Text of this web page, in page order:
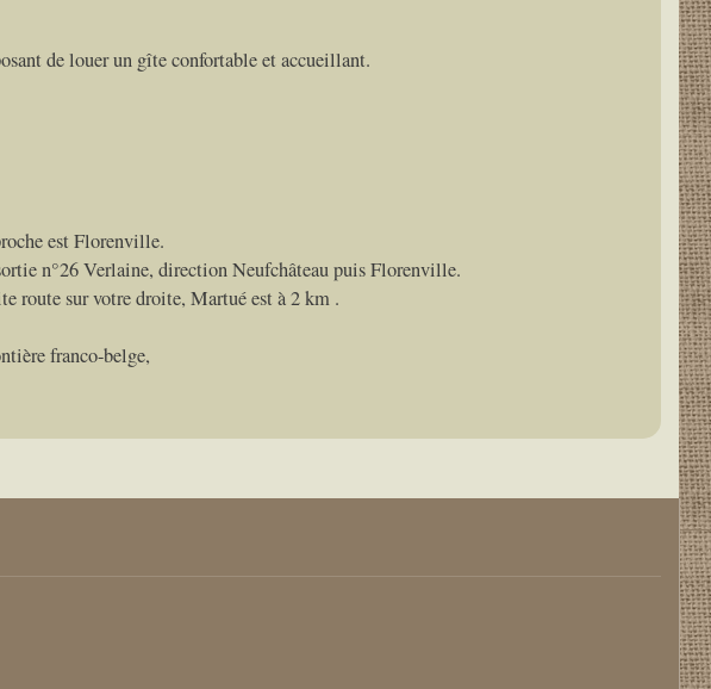
de louer un gîte confortable et accueillant.
est Florenville.
n°26 Verlaine, direction Neufchâteau puis Florenville.
route sur votre droite, Martué est à 2 km .
franco-belge,